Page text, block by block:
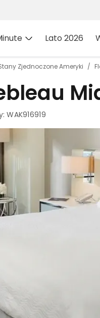
Lato 2026
Zjednoczone Ameryki
WAK916919